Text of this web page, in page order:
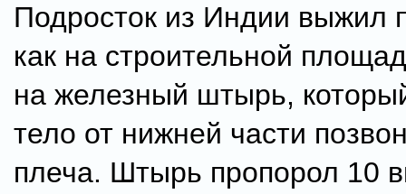
Подросток из Индии выжил
как на строительной
на железный штырь,
тело от нижней части
плеча. Штырь пропорол 10